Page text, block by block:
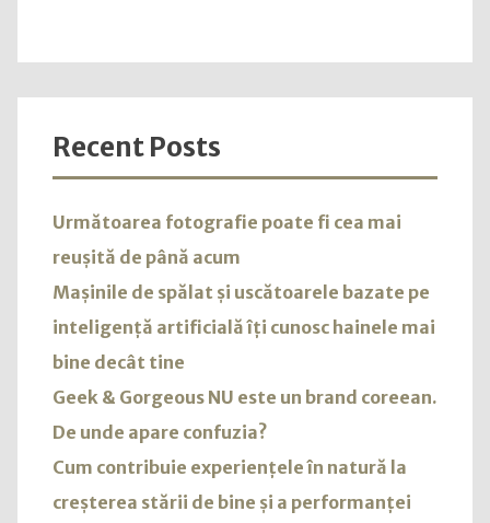
Recent Posts
Următoarea fotografie poate fi cea mai
reușită de până acum
Mașinile de spălat și uscătoarele bazate pe
inteligență artificială îți cunosc hainele mai
bine decât tine
Geek & Gorgeous NU este un brand coreean.
De unde apare confuzia?
Cum contribuie experiențele în natură la
creșterea stării de bine și a performanței